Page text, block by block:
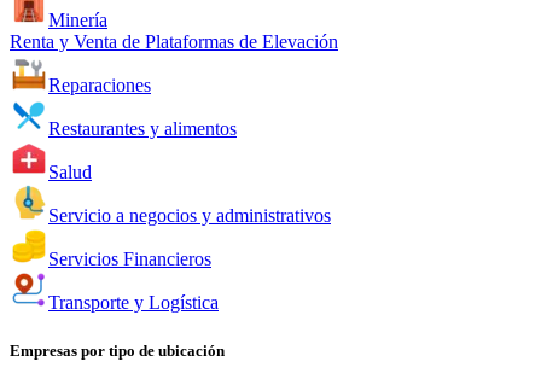
Minería
Renta y Venta de Plataformas de Elevación
Reparaciones
Restaurantes y alimentos
Salud
Servicio a negocios y administrativos
Servicios Financieros
Transporte y Logística
Empresas por tipo de ubicación